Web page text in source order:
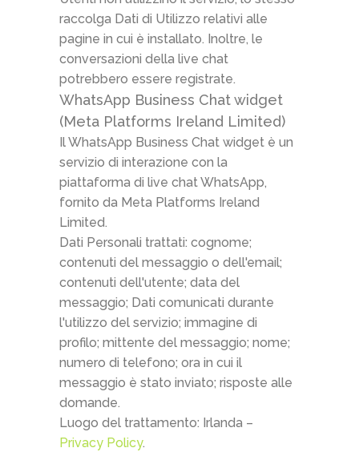
raccolga Dati di Utilizzo relativi alle
pagine in cui è installato. Inoltre, le
conversazioni della live chat
potrebbero essere registrate.
WhatsApp Business Chat widget
(Meta Platforms Ireland Limited)
Il WhatsApp Business Chat widget è un
servizio di interazione con la
piattaforma di live chat WhatsApp,
fornito da Meta Platforms Ireland
Limited.
Dati Personali trattati: cognome;
contenuti del messaggio o dell'email;
contenuti dell'utente; data del
messaggio; Dati comunicati durante
l'utilizzo del servizio; immagine di
profilo; mittente del messaggio; nome;
numero di telefono; ora in cui il
messaggio è stato inviato; risposte alle
domande.
Luogo del trattamento: Irlanda –
Privacy Policy.